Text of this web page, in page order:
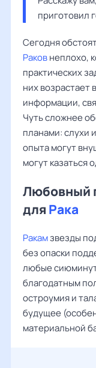
приготовил
Сегодня
Раковнеплохо,
практических
них возрастает
информации,
Чуть сложнее
планами: слухи
опыта могут
могут казаться
Любовный
для Рака
Ракамзвезды
без опаски
любые
благодатным
остроумия и
будущее
материальной